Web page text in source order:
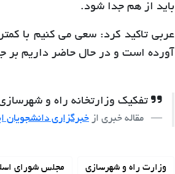
باید از هم جدا شود.
عربی تاکید کرد: سعی می کنیم با
آورده است و در حال حاضر داریم بر
تفکیک وزارتخانه راه و
مقاله خبری از خبرگزاری دانشجویان
وزارت راه و شهرسازی مجلس شورای